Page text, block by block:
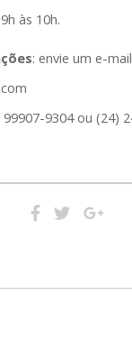
às 10h.
: envie um e-
9304 ou (24)